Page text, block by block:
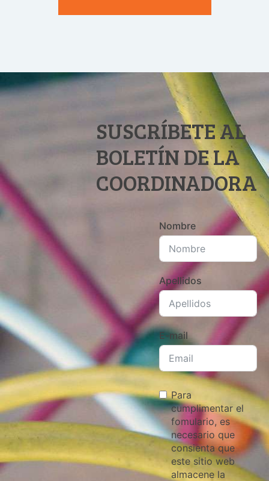
SUSCRÍBETE AL
BOLETÍN DE LA
COORDINADORA
Nombre
Apellidos
E-mail
Para
cumplimentar el
fomulario, es
necesario que
consienta que
este sitio web
almacene la